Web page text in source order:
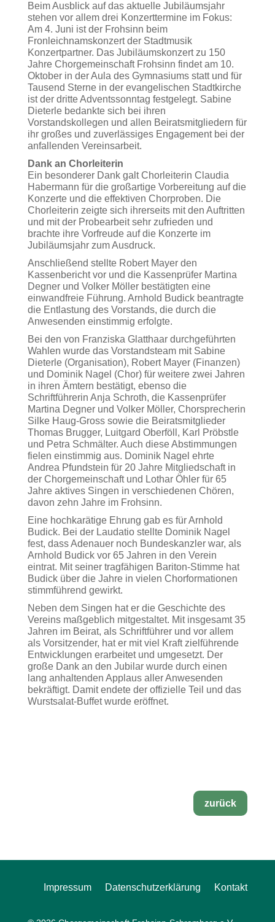
Beim Ausblick auf das aktuelle Jubiläumsjahr
stehen vor allem drei Konzerttermine im Fokus:
Am 4. Juni ist der Frohsinn beim
Fronleichnamskonzert der Stadtmusik
Konzertpartner. Das Jubiläumskonzert zu 150
Jahre Chorgemeinschaft Frohsinn findet am 10.
Oktober in der Aula des Gymnasiums statt und für
Tausend Sterne in der evangelischen Stadtkirche
ist der dritte Adventssonntag festgelegt. Sabine
Dieterle bedankte sich bei ihren
Vorstandskollegen und allen Beiratsmitgliedern für
ihr großes und zuverlässiges Engagement bei der
anfallenden Vereinsarbeit.
Dank an Chorleiterin
Ein besonderer Dank galt Chorleiterin Claudia
Habermann für die großartige Vorbereitung auf die
Konzerte und die effektiven Chorproben. Die
Chorleiterin zeigte sich ihrerseits mit den Auftritten
und mit der Probearbeit sehr zufrieden und
brachte ihre Vorfreude auf die Konzerte im
Jubiläumsjahr zum Ausdruck.
Anschließend stellte Robert Mayer den
Kassenbericht vor und die Kassenprüfer Martina
Degner und Volker Möller bestätigten eine
einwandfreie Führung. Arnhold Budick beantragte
die Entlastung des Vorstands, die durch die
Anwesenden einstimmig erfolgte.
Bei den von Franziska Glatthaar durchgeführten
Wahlen wurde das Vorstandsteam mit Sabine
Dieterle (Organisation), Robert Mayer (Finanzen)
und Dominik Nagel (Chor) für weitere zwei Jahren
in ihren Ämtern bestätigt, ebenso die
Schriftführerin Anja Schroth, die Kassenprüfer
Martina Degner und Volker Möller, Chorsprecherin
Silke Haug-Gross sowie die Beiratsmitglieder
Thomas Brugger, Luitgard Oberföll, Karl Pröbstle
und Petra Schmälter. Auch diese Abstimmungen
fielen einstimmig aus. Dominik Nagel ehrte
Andrea Pfundstein für 20 Jahre Mitgliedschaft in
der Chorgemeinschaft und Lothar Öhler für 65
Jahre aktives Singen in verschiedenen Chören,
davon zehn Jahre im Frohsinn.
Eine hochkarätige Ehrung gab es für Arnhold
Budick. Bei der Laudatio stellte Dominik Nagel
fest, dass Adenauer noch Bundeskanzler war, als
Arnhold Budick vor 65 Jahren in den Verein
eintrat. Mit seiner tragfähigen Bariton-Stimme hat
Budick über die Jahre in vielen Chorformationen
stimmführend gewirkt.
Neben dem Singen hat er die Geschichte des
Vereins maßgeblich mitgestaltet. Mit insgesamt 35
Jahren im Beirat, als Schriftführer und vor allem
als Vorsitzender, hat er mit viel Kraft zielführende
Entwicklungen erarbeitet und umgesetzt. Der
große Dank an den Jubilar wurde durch einen
lang anhaltenden Applaus aller Anwesenden
bekräftigt. Damit endete der offizielle Teil und das
Wurstsalat-Buffet wurde eröffnet.
zurück
Impressum Datenschutzerklärung Kontakt